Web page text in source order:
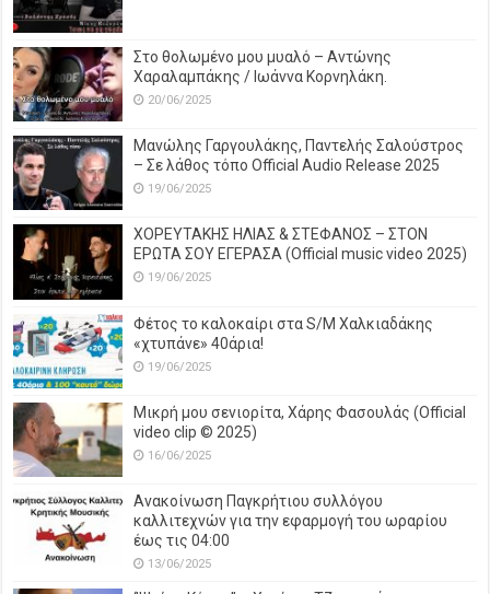
Στο θολωμένο μου μυαλό – Αντώνης
Χαραλαμπάκης / Ιωάννα Κορνηλάκη.
20/06/2025
Μανώλης Γαργουλάκης, Παντελής Σαλούστρος
– Σε λάθος τόπο Official Audio Release 2025
19/06/2025
ΧΟΡΕΥΤΑΚΗΣ ΗΛΙΑΣ & ΣΤΕΦΑΝΟΣ – ΣΤΟΝ
ΕΡΩΤΑ ΣΟΥ ΕΓΕΡΑΣΑ (Official music video 2025)
19/06/2025
Φέτος το καλοκαίρι στα S/M Χαλκιαδάκης
«χτυπάνε» 40άρια!
19/06/2025
Μικρή μου σενιορίτα, Χάρης Φασουλάς (Official
video clip © 2025)
16/06/2025
Ανακοίνωση Παγκρήτιου συλλόγου
καλλιτεχνών για την εφαρμογή του ωραρίου
έως τις 04:00
13/06/2025